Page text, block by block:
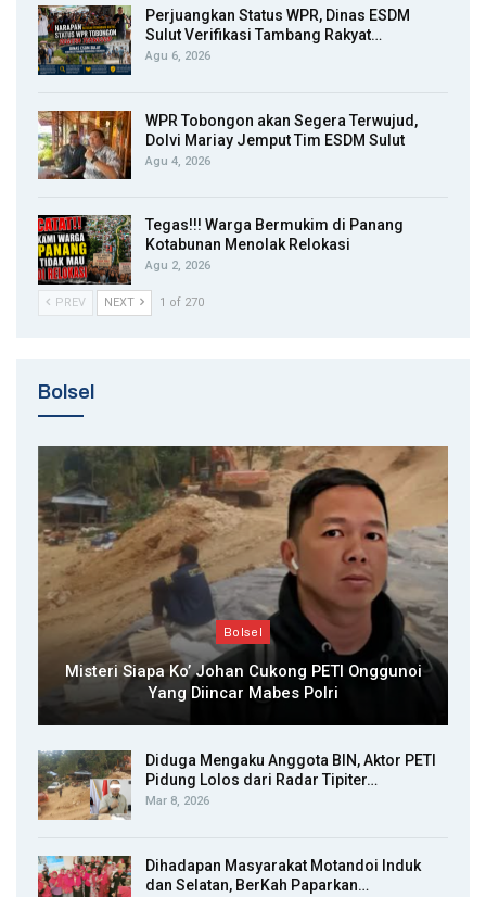
Perjuangkan Status WPR, Dinas ESDM
Sulut Verifikasi Tambang Rakyat…
Agu 6, 2026
WPR Tobongon akan Segera Terwujud,
Dolvi Mariay Jemput Tim ESDM Sulut
Agu 4, 2026
Tegas!!! Warga Bermukim di Panang
Kotabunan Menolak Relokasi
Agu 2, 2026
PREV NEXT 1 of 270
Bolsel
Bolsel
Misteri Siapa Ko’ Johan Cukong PETI Onggunoi
Yang Diincar Mabes Polri
Diduga Mengaku Anggota BIN, Aktor PETI
Pidung Lolos dari Radar Tipiter…
Mar 8, 2026
Dihadapan Masyarakat Motandoi Induk
dan Selatan, BerKah Paparkan…